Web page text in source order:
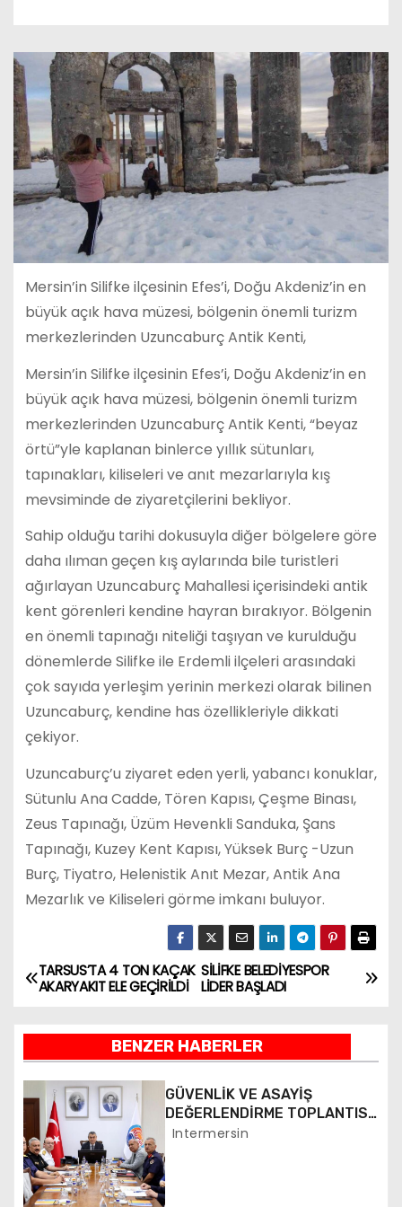
Mersin’in Silifke ilçesinin Efes’i, Doğu Akdeniz’in en
büyük açık hava müzesi, bölgenin önemli turizm
merkezlerinden Uzuncaburç Antik Kenti,
Mersin’in Silifke ilçesinin Efes’i, Doğu Akdeniz’in en
büyük açık hava müzesi, bölgenin önemli turizm
merkezlerinden Uzuncaburç Antik Kenti, “beyaz
örtü”yle kaplanan binlerce yıllık sütunları,
tapınakları, kiliseleri ve anıt mezarlarıyla kış
mevsiminde de ziyaretçilerini bekliyor.
Sahip olduğu tarihi dokusuyla diğer bölgelere göre
daha ılıman geçen kış aylarında bile turistleri
ağırlayan Uzuncaburç Mahallesi içerisindeki antik
kent görenleri kendine hayran bırakıyor. Bölgenin
en önemli tapınağı niteliği taşıyan ve kurulduğu
dönemlerde Silifke ile Erdemli ilçeleri arasındaki
çok sayıda yerleşim yerinin merkezi olarak bilinen
Uzuncaburç, kendine has özellikleriyle dikkati
çekiyor.
Uzuncaburç’u ziyaret eden yerli, yabancı konuklar,
Sütunlu Ana Cadde, Tören Kapısı, Çeşme Binası,
Zeus Tapınağı, Üzüm Hevenkli Sanduka, Şans
Tapınağı, Kuzey Kent Kapısı, Yüksek Burç -Uzun
Burç, Tiyatro, Helenistik Anıt Mezar, Antik Ana
Mezarlık ve Kiliseleri görme imkanı buluyor.
Y
z
ı
g
e
SİLİFKE BELEDİYESPOR
LİDER BAŞLADI
TARSUS’TA 4 TON KAÇAK
AKARYAKIT ELE GEÇİRİLDİ
BENZER HABERLER
GÜVENLİK VE ASAYİŞ
DEĞERLENDİRME TOPLANTISI
YAPILDI
Intermersin